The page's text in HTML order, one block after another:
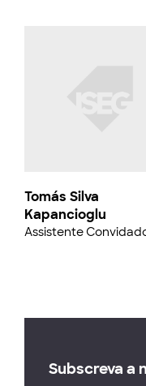
Tomás Silva
Kapancioglu
Assistente
Subscreva a